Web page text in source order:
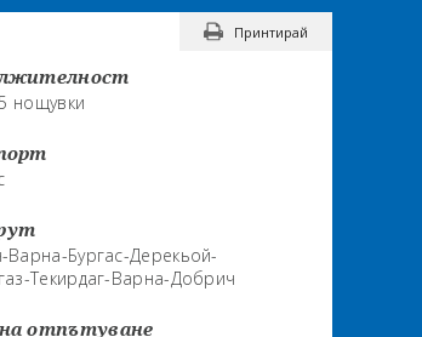
Принтирай
нощувки
Бургас-Дерекьой-
Текирдаг-Варна-Добрич
отпътуване